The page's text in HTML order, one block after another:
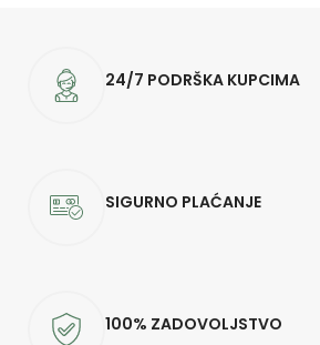
24/7 PODRŠKA KUPCIMA
SIGURNO PLAĆANJE
100% ZADOVOLJSTVO